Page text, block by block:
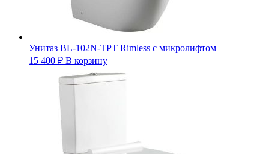
Унитаз BL-102N-TPT Rimless с микролифтом
15 400 ₽ В корзину